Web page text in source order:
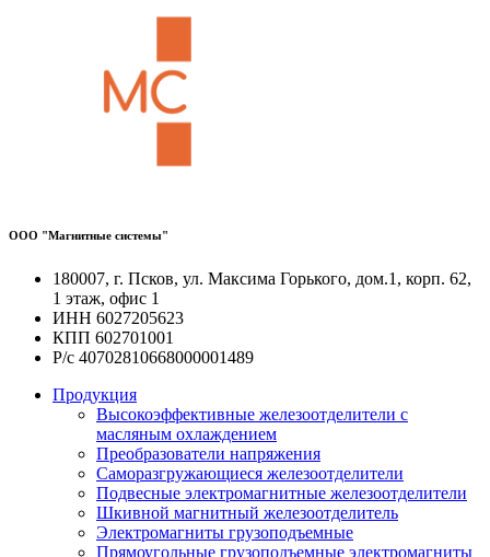
ООО "Магнитные системы"
180007, г. Псков, ул. Максима Горького, дом.1, корп. 62,
1 этаж, офис 1
ИНН 6027205623
КПП 602701001
Р/с 40702810668000001489
Продукция
Высокоэффективные железоотделители с
масляным охлаждением
Преобразователи напряжения
Саморазгружающиеся железоотделители
Подвесные электромагнитные железоотделители
Шкивной магнитный железоотделитель
Электромагниты грузоподъемные
Прямоугольные грузоподъемные электромагниты